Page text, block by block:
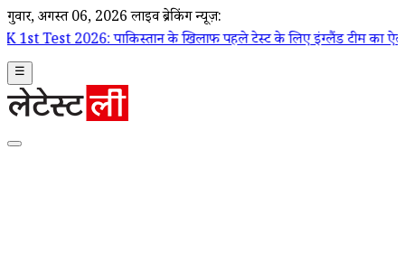
गुरूवार, अगस्त 06, 2026 लाइव ब्रेकिंग न्यूज़:
पाकिस्तान के खिलाफ पहले टेस्ट के लिए इंग्लैंड टीम का ऐलान, जो रूट
☰